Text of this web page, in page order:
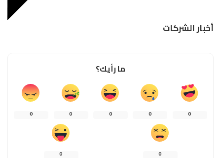
أخبار الشركات
ما رأيك؟
0
0
0
0
0
0
0